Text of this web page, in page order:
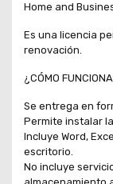
Home and
Es una licencia
renovación.
¿CÓMO
Se entrega en
Permite instalar
Incluye Word,
escritorio.
No incluye